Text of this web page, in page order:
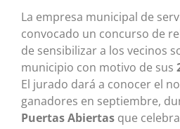
La empresa municipal de
convocado un concurso de
de sensibilizar a los vecinos
municipio con motivo de sus
El jurado dará a conocer el
ganadores en septiembre,
Puertas Abiertas que